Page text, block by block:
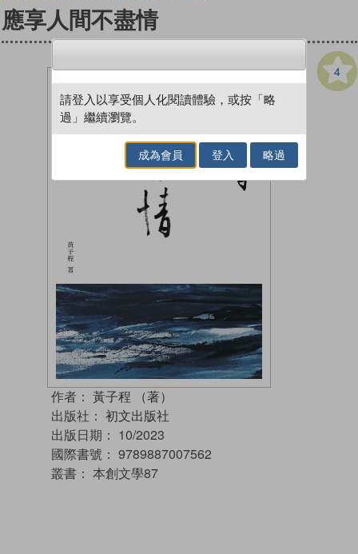
應享人間不盡情
4
作者： 黃子程 （著）
出版社： 初文出版社
出版日期： 10/2023
國際書號： 9789887007562
叢書： 本創文學87
請登入以享受個人化閱讀體驗，或按「略
過」繼續瀏覽。
成為會員 登入 略過